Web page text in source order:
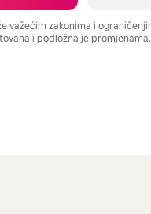
važećim zakonima i
i podložna je promjenama.